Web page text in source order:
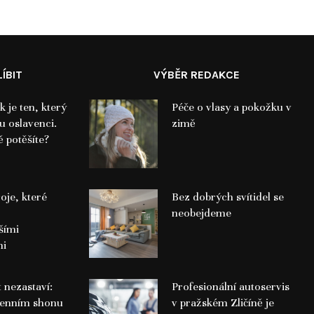
je ten, který
oslavenci.
potěšíte?
které
nezastaví:
shonu
VÝBĚR REDAKCE
Péče o vlasy a pokožku v
zimě
Bez dobrých svítidel se
neobejdeme
Profesionální autoservis
v pražském Zličíně je